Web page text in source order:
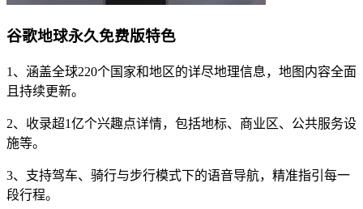
谷歌地球永久免费版特色
1、涵盖全球220个国家和地区的详尽地理信息，地图内容全面
且持续更新。
2、收录超1亿个兴趣点详情，包括地标、商业区、公共服务设
施等。
3、支持驾车、骑行与步行模式下的语音导航，精准指引每一
段行程。